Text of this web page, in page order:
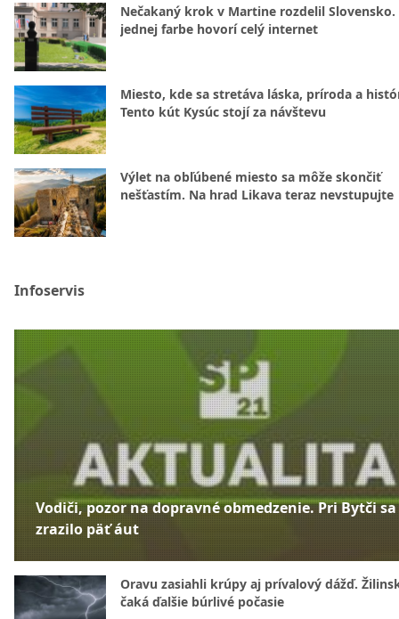
Nečakaný krok v Martine rozdelil Slovensko.
jednej farbe hovorí celý internet
Miesto, kde sa stretáva láska, príroda a
Tento kút Kysúc stojí za návštevu
Výlet na obľúbené miesto sa môže skončiť
nešťastím. Na hrad Likava teraz nevstupujte
Infoservis
Vodiči, pozor na dopravné obmedzenie. Pri Bytči sa
zrazilo päť áut
Oravu zasiahli krúpy aj prívalový dážď.
čaká ďalšie búrlivé počasie